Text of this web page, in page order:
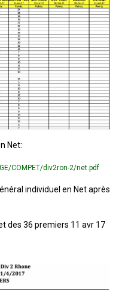
Net:
COMPET/div2ron-2/net.pdf
individuel en Net après